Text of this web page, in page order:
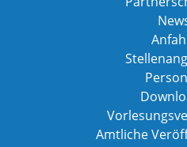
Amtliche